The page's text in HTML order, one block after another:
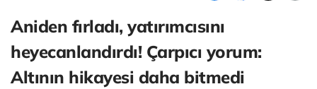
Aniden fırladı, yatırımcısını
heyecanlandırdı! Çarpıcı yorum:
Altının hikayesi daha bitmedi